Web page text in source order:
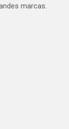
marcas.